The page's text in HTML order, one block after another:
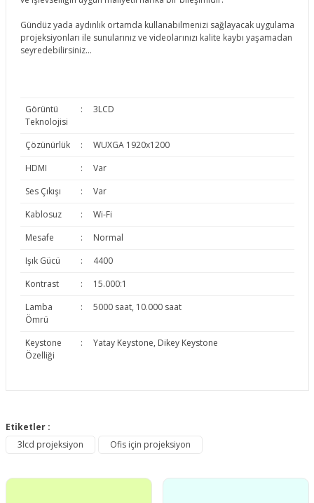
Gündüz yada aydınlık ortamda kullanabilmenizi sağlayacak uygulama
projeksiyonları ile sunularınız ve videolarınızı kalite kaybı yaşamadan
seyredebilirsiniz...
Görüntü
Teknolojisi
: 3LCD
Çözünürlük :
WUXGA 1920x1200
HDMI
:
Var
Ses Çıkışı
:
Var
Kablosuz
:
Wi-Fi
Mesafe
:
Normal
Işık Gücü
:
4400
Kontrast
:
15.000:1
Lamba
Ömrü
: 5000 saat, 10.000 saat
Keystone
Özelliği
: Yatay Keystone, Dikey Keystone
konularda yetersiz gördüğünüz noktaları öneri formunu
Görüş ve önerileriniz için teşekkür ederiz.
Ürün resmi kalitesiz, bozuk veya görüntülenemiyor.
Etiketler :
3lcd projeksiyon
Ofis için projeksiyon